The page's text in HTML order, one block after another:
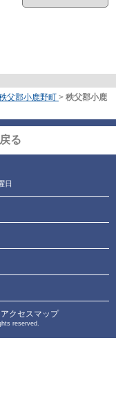
父郡小鹿野町 > 秩父郡小鹿
る
日
アクセスマップ
reserved.